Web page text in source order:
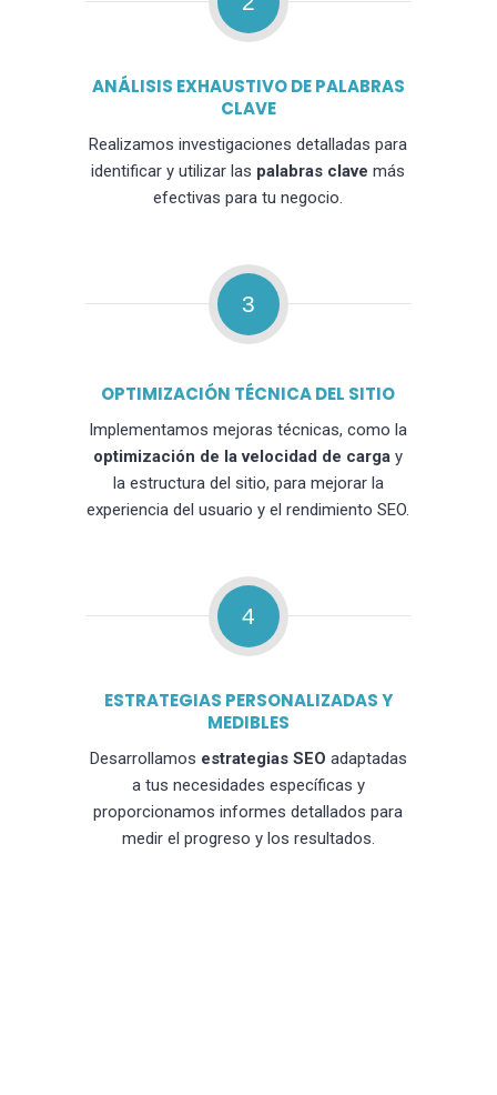
ANÁLISIS EXHAUSTIVO DE PALABRAS
CLAVE
Realizamos investigaciones detalladas para
identificar y utilizar las palabras clave más
efectivas para tu negocio.
3
OPTIMIZACIÓN TÉCNICA DEL SITIO
Implementamos mejoras técnicas, como la
optimización de la velocidad de carga y
la estructura del sitio, para mejorar la
experiencia del usuario y el rendimiento SEO.
4
ESTRATEGIAS PERSONALIZADAS Y
MEDIBLES
Desarrollamos estrategias SEO adaptadas
a tus necesidades específicas y
proporcionamos informes detallados para
medir el progreso y los resultados.